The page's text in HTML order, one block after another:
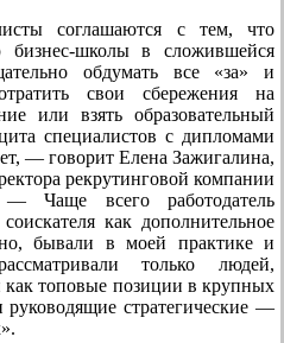
соглашаются с тем, что
бизнес-школы в сложившейся
обдумать все «за» и
свои сбережения на
или взять образовательный
специалистов с дипломами
— говорит Елена Зажигалина,
рекрутинговой компании
Чаще всего работодатель
как дополнительное
бывали в моей практике и
только людей,
топовые позиции в крупных
руководящие стратегические —